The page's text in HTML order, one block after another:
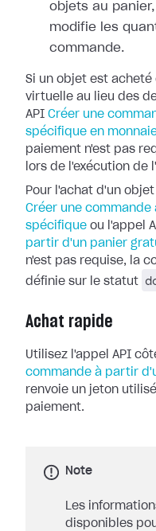
objets au
modifie les
commande.
Si un objet est
virtuelle au lieu des
API Créer une
spécifique en
paiement n'est pas
lors de l'exécution de
Pour l'achat d'un
Créer une
spécifique ou l'appel
partir d'un panier
n'est pas requise, la
définie sur le statut
Achat rapide
Utilisez l'appel API
commande à partir
renvoie un jeton
paiement.
Note
Les
disponibles